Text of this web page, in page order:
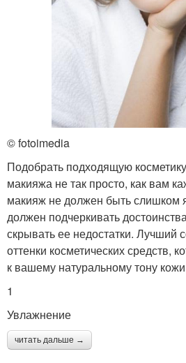
© fotoimedia
Подобрать подходящую
макияжа не так просто, как вам
макияж не должен быть слишком
должен подчеркивать
скрывать ее недостатки. Лучший
оттенки косметических средств,
к вашему натуральному тону
1
Увлажнение
читать дальше →